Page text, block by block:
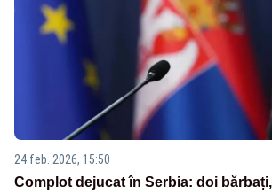
24 feb. 2026, 15:50
Complot dejucat în Serbia: doi